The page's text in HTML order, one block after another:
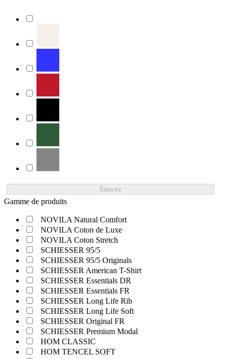
Sauvez
Gamme de produits
NOVILA Natural Comfort
NOVILA Coton de Luxe
NOVILA Coton Stretch
SCHIESSER 95/5
SCHIESSER 95/5 Originals
SCHIESSER American T-Shirt
SCHIESSER Essentials DR
SCHIESSER Essentials FR
SCHIESSER Long Life Rib
SCHIESSER Long Life Soft
SCHIESSER Original FR
SCHIESSER Premium Modal
HOM CLASSIC
HOM TENCEL SOFT